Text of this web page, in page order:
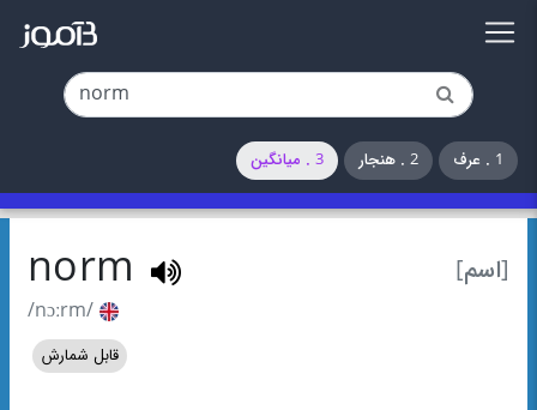
1 . عرف 2 . هنجار 3 . میانگین
[اسم] norm
/nɔːrm/
قابل شمارش